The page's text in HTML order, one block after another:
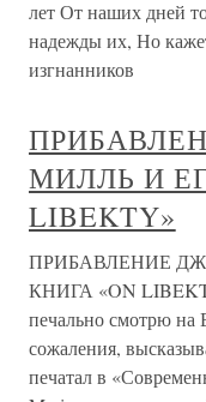
лет От наших дней
надежды их, Но
изгнанников
МИЛЛЬ И
LIBEKTY»
ПРИБАВЛЕНИЕ
КНИГА «ON
печально смотрю на
сожаления,
печатал в